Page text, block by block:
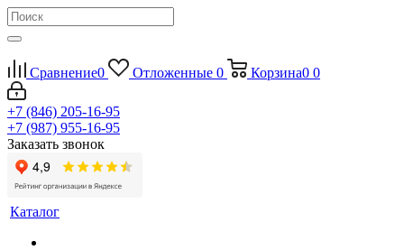
Сравнение0 Отложенные 0 Корзина0 0
+7 (846) 205-16-95
+7 (987) 955-16-95
Заказать звонок
Каталог